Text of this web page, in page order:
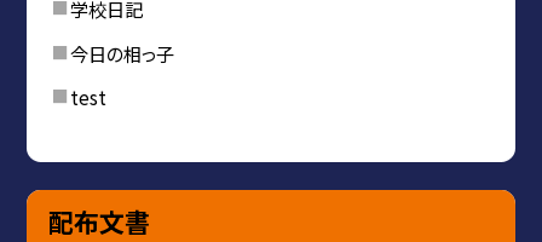
学校日記
今日の相っ子
test
配布文書